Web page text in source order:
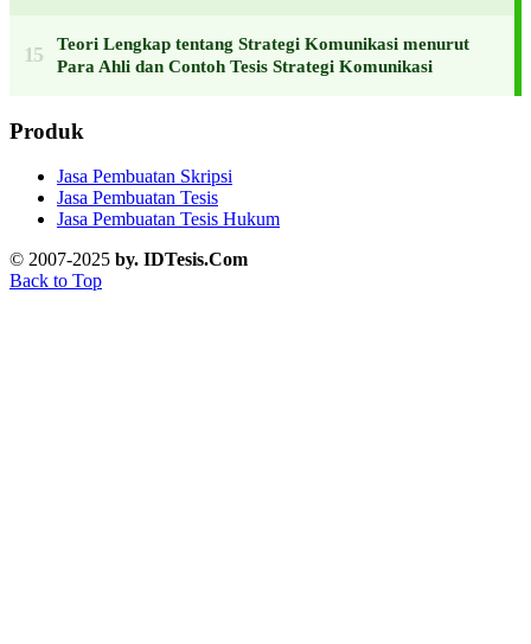
Teori Lengkap tentang Strategi Komunikasi menurut
Para Ahli dan Contoh Tesis Strategi Komunikasi
Produk
Jasa Pembuatan Skripsi
Jasa Pembuatan Tesis
Jasa Pembuatan Tesis Hukum
© 2007-2025 by. IDTesis.Com
Back to Top